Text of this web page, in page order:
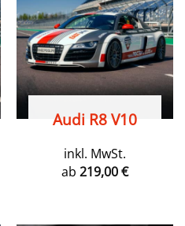
Audi R8 V10
inkl. MwSt.
ab 219,00€